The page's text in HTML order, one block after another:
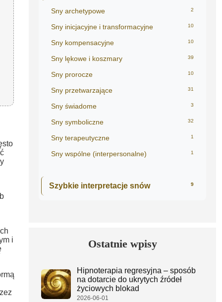
i
Sny archetypowe 2
Sny inicjacyjne i transformacyjne 10
Sny kompensacyjne 10
Sny lękowe i koszmary 39
Sny prorocze 10
Sny przetwarzające 31
Sny świadome 3
Sny symboliczne 32
Sny terapeutyczne 1
Sny wspólne (interpersonalne) 1
Szybkie interpretacje snów 9
Ostatnie wpisy
Hipnoterapia regresyjna – sposób
na dotarcie do ukrytych źródeł
życiowych blokad
2026-06-01